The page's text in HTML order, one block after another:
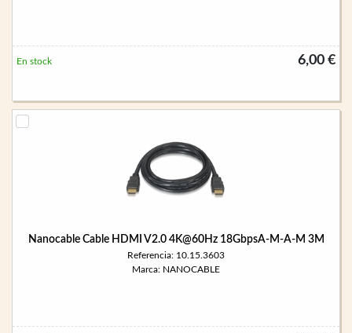
6,00 €
En stock
Nanocable Cable HDMI V2.0 4K@60Hz 18GbpsA-M-A-M 3M
Referencia: 10.15.3603
Marca: NANOCABLE